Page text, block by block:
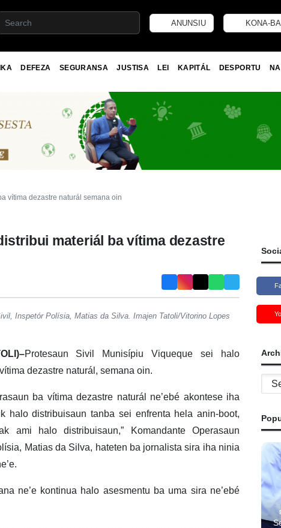
ANUNSIU KONA-
DEFEZA SEGURANSA JUSTISA LEI KAPITÁL DESPORTU
vítima dezastre naturál semana oin
materiál ba vítima dezastre
Inspetór Polísia, Matias da Silva. Imajen Tatoli/Vitorino Lopes
Protesaun Sivil Munisípiu Viqueque sei halo
dezastre naturál, semana oin.
ba vítima dezastre naturál ne’ebé akontese iha
halo distribuisaun tanba sei enfrenta hela anin-boot,
ami halo distribuisaun,” Komandante Operasaun
Matias da Silva, hateten ba jornalista sira iha ninia
ne’e kontinua halo asesmentu ba uma sira ne’ebé